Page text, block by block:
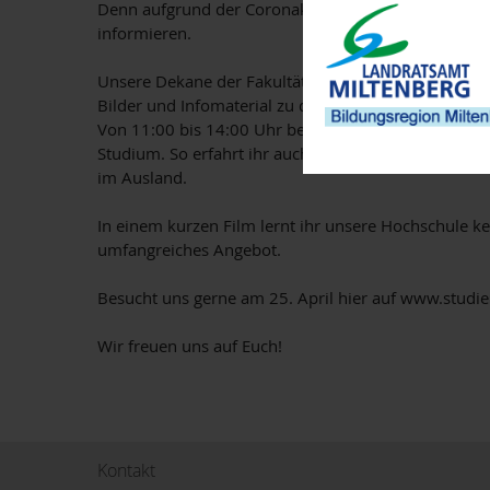
Denn aufgrund der Coronakrise findet unser
informieren.
Unsere Dekane der Fakultäten
Bilder und Infomaterial zu den einzelnen
Von 11:00 bis 14:00 Uhr bekommt ihr in Video-
Studium. So erfahrt ihr auch alles Wichtige über
im Ausland.
In einem kurzen Film lernt ihr unsere Hochschule
umfangreiches Angebot.
Besucht uns gerne am 25. April hier auf
Wir freuen uns auf Euch!
Kontakt